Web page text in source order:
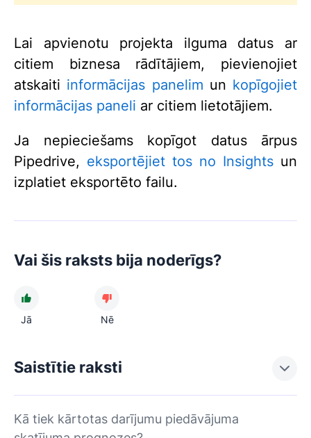
Lai apvienotu projekta ilguma datus ar
citiem biznesa rādītājiem, pievienojiet
atskaiti informācijas panelim un kopīgojiet
informācijas paneli ar citiem lietotājiem.
Ja nepieciešams kopīgot datus ārpus
Pipedrive, eksportējiet tos no Insights un
izplatiet eksportēto failu.
Vai šis raksts bija noderīgs?
Jā Nē
Saistītie raksti
Kā tiek kārtotas darījumu piedāvājuma